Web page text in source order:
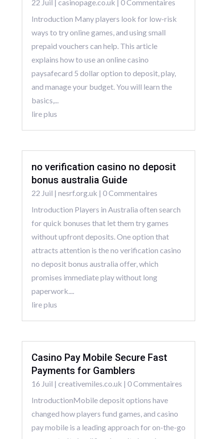
22 Juil | casinopage.co.uk | 0 Commentaires
Introduction Many players look for low-risk
ways to try online games, and using small
prepaid vouchers can help. This article
explains how to use an online casino
paysafecard 5 dollar option to deposit, play,
and manage your budget. You will learn the
basics,...
lire plus
no verification casino no deposit
bonus australia Guide
22 Juil | nesrf.org.uk | 0 Commentaires
Introduction Players in Australia often search
for quick bonuses that let them try games
without upfront deposits. One option that
attracts attention is the no verification casino
no deposit bonus australia offer, which
promises immediate play without long
paperwork....
lire plus
Casino Pay Mobile Secure Fast
Payments for Gamblers
16 Juil | creativemiles.co.uk | 0 Commentaires
IntroductionMobile deposit options have
changed how players fund games, and casino
pay mobile is a leading approach for on-the-go